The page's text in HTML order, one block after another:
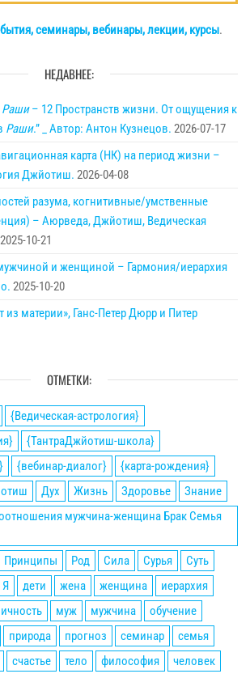
семинары, вебинары, лекции, курсы.
НЕДАВНЕЕ:
Раши– 12 Пространств жизни. От ощущения к
Раши.” _ Автор: Антон Кузнецов. 2026-07-17
карта (НК) на период жизни –
Джйотиш. 2026-04-08
разума, когнитивные/умственные
– Аюрведа, Джйотиш, Ведическая
2025-10-21
и женщиной – Гармония/иерархия
2025-10-20
из материи», Ганс-Петер Дюрр и Питер
ОТМЕТКИ:
{Ведическая-астрология}
{ТантраДжйотиш-школа}
{вебинар-диалог}
{карта-рождения}
Дух Жизнь Здоровье
Знание
мужчина-женщина Брак Семья
Принципы Род Сила Сурья
Суть
Я дети жена женщина
иерархия
муж мужчина
обучение
природа прогноз семинар
семья
счастье тело философия
человек